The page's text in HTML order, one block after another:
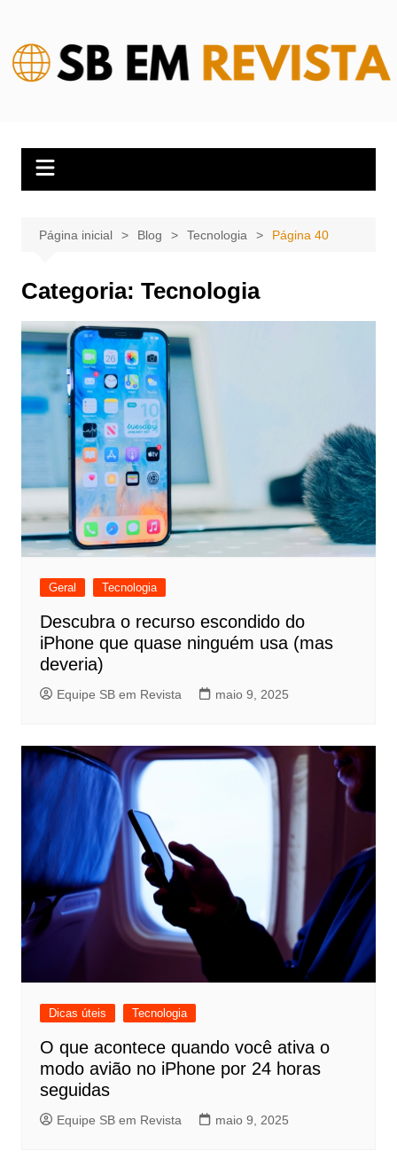
conteúdo
Página inicial Blog Tecnologia Página 40
Categoria: Tecnologia
Geral Tecnologia
Descubra o recurso escondido do
iPhone que quase ninguém usa (mas
deveria)
Equipe SB em Revista maio 9, 2025
Dicas úteis Tecnologia
O que acontece quando você ativa o
modo avião no iPhone por 24 horas
seguidas
Equipe SB em Revista maio 9, 2025